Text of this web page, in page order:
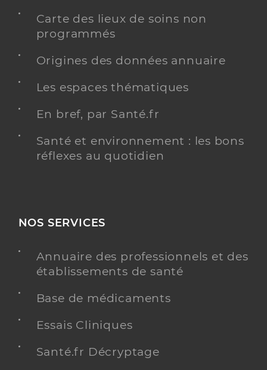
Carte des lieux de soins non
programmés
Origines des données annuaire
Les espaces thématiques
En bref, par Santé.fr
Santé et environnement : les bons
réflexes au quotidien
NOS SERVICES
Annuaire des professionnels et des
établissements de santé
Base de médicaments
Essais Cliniques
Santé.fr Décryptage